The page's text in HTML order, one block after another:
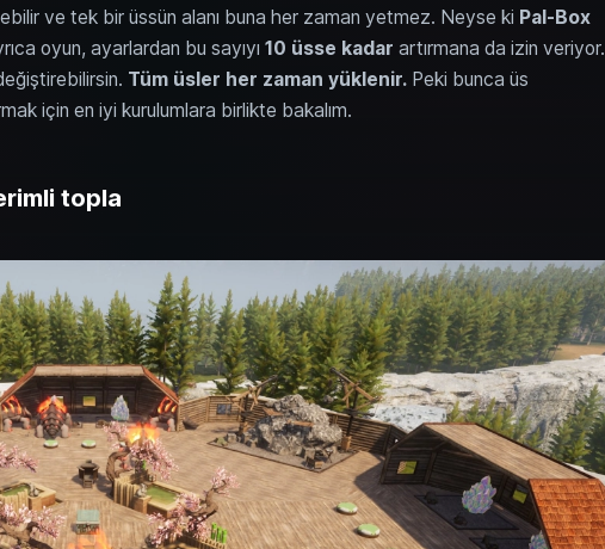
ve tek bir üssün alanı buna her zaman yetmez. Neyse ki Pal-Box
oyun, ayarlardan bu sayıyı 10 üsse kadar artırmana da izin veriyor.
Tüm üsler her zaman yüklenir.Peki bunca üs
için en iyi kurulumlara birlikte bakalım.
topla